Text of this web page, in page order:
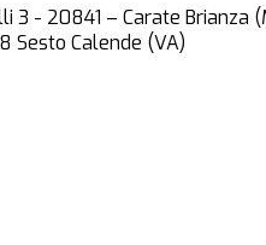
3 - 20841 – Carate Brianza
Sesto Calende (VA)